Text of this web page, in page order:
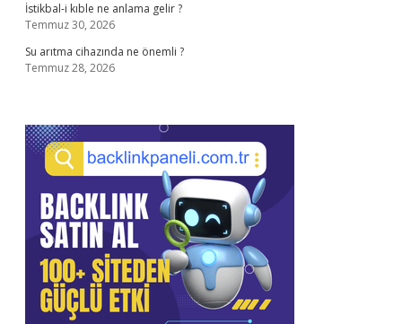
İstikbal-i kıble ne anlama gelir ?
Temmuz 30, 2026
Su arıtma cihazında ne önemli ?
Temmuz 28, 2026